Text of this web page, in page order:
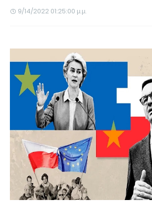
9/14/2022 01:25:00 μ.μ.